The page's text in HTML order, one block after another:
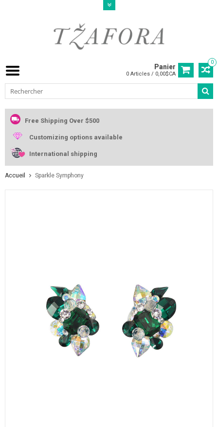
0
Panier
0 Articles / 0,00$CA
Free Shipping Over $500
Customizing options available
International shipping
Accueil Sparkle Symphony